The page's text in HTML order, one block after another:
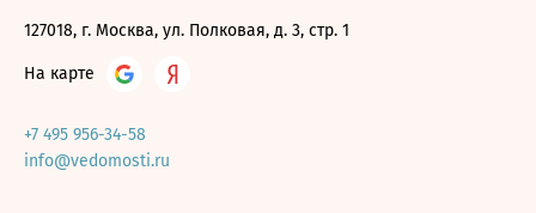
127018, г. Москва, ул. Полковая, д. 3, стр. 1
На карте
+7 495 956-34-58
info@vedomosti.ru